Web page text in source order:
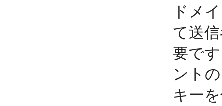
ドメ
て送
要で
ント
キー